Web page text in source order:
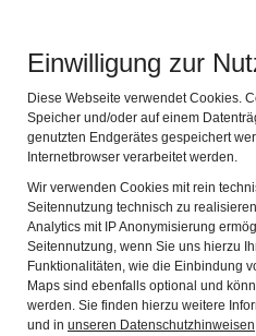
Einwilligung zur
Diese Webseite verwendet Cookies.
Speicher und/oder auf einem
genutzten Endgerätes gespeichert
Internetbrowser verarbeitet werden.
Wir verwenden Cookies mit rein
Seitennutzung technisch zu
Analytics mit IP Anonymisierung
Seitennutzung, wenn Sie uns hierzu
Funktionalitäten, wie die Einbindung
Maps sind ebenfalls optional und
werden. Sie finden hierzu weitere
und in unseren Datenschutzhinweisen
Stadtmuseum Erlangen
Entdecken Sie Erlangens Geschichte
Zurück